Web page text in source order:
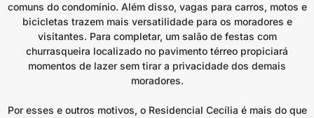
comuns do condomínio. Além disso, vagas para carros, motos e
bicicletas trazem mais versatilidade para os moradores e
visitantes. Para completar, um salão de festas com
churrasqueira localizado no pavimento térreo propiciará
momentos de lazer sem tirar a privacidade dos demais
moradores.
Por esses e outros motivos, o Residencial Cecília é mais do que